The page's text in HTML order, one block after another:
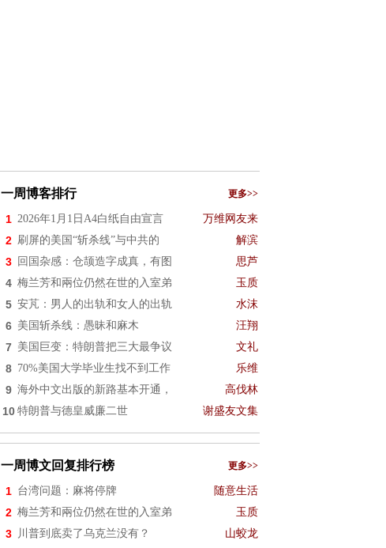
一周博客排行 更多>>
1 2026年1月1日A4白纸自由宣言 万维网友来
2 刷屏的美国“斩杀线”与中共的 解滨
3 回国杂感：仓颉造字成真，有图 思芦
4 梅兰芳和兩位仍然在世的入室弟 玉质
5 安芃：男人的出轨和女人的出轨 水沫
6 美国斩杀线：愚昧和麻木 汪翔
7 美国巨变：特朗普把三大最争议 文礼
8 70%美国大学毕业生找不到工作 乐维
9 海外中文出版的新路基本开通， 高伐林
10 特朗普与德皇威廉二世 谢盛友文集
一周博文回复排行榜 更多>>
1 台湾问题：麻将停牌 随意生活
2 梅兰芳和兩位仍然在世的入室弟 玉质
3 川普到底卖了乌克兰没有？ 山蛟龙